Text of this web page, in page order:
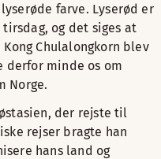
farve. Lyserød er
og det siges at
Chulalongkorn blev
derfor minde os om
Norge.
der rejste til
rejser bragte han
hans land og